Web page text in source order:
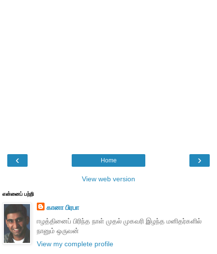
‹ ›
Home
View web version
என்னைப் பற்றி
கானா பிரபா
ஈழத்தினைப் பிரிந்த நாள் முதல் முகவரி இழந்த மனிதர்களில்
நானும் ஒருவன்
View my complete profile